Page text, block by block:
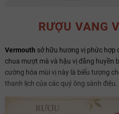
RƯỢU VANG
Vermouth sở hữu hương vị phức hợp
chua mượt mà và hậu vị đắng huyền
cường hóa mùi vị này là biểu tượng
thanh lịch của các quý ông sành điệu.